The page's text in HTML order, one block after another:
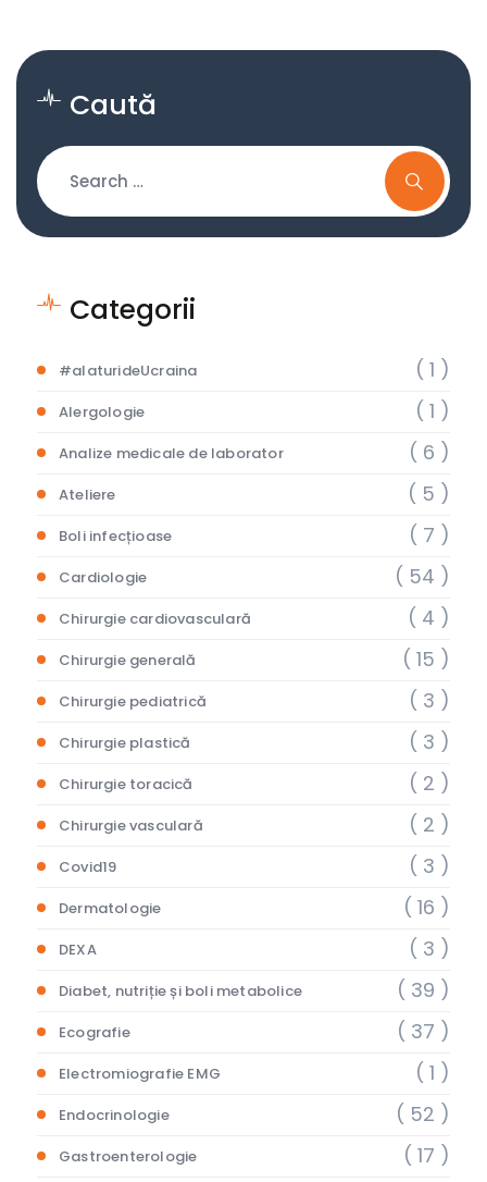
Caută
Categorii
#alaturideUcraina ( 1 )
Alergologie ( 1 )
Analize medicale de laborator ( 6 )
Ateliere ( 5 )
Boli infecțioase ( 7 )
Cardiologie ( 54 )
Chirurgie cardiovasculară ( 4 )
Chirurgie generală ( 15 )
Chirurgie pediatrică ( 3 )
Chirurgie plastică ( 3 )
Chirurgie toracică ( 2 )
Chirurgie vasculară ( 2 )
Covid19 ( 3 )
Dermatologie ( 16 )
DEXA ( 3 )
Diabet, nutriție și boli metabolice ( 39 )
Ecografie ( 37 )
Electromiografie EMG ( 1 )
Endocrinologie ( 52 )
Gastroenterologie ( 17 )